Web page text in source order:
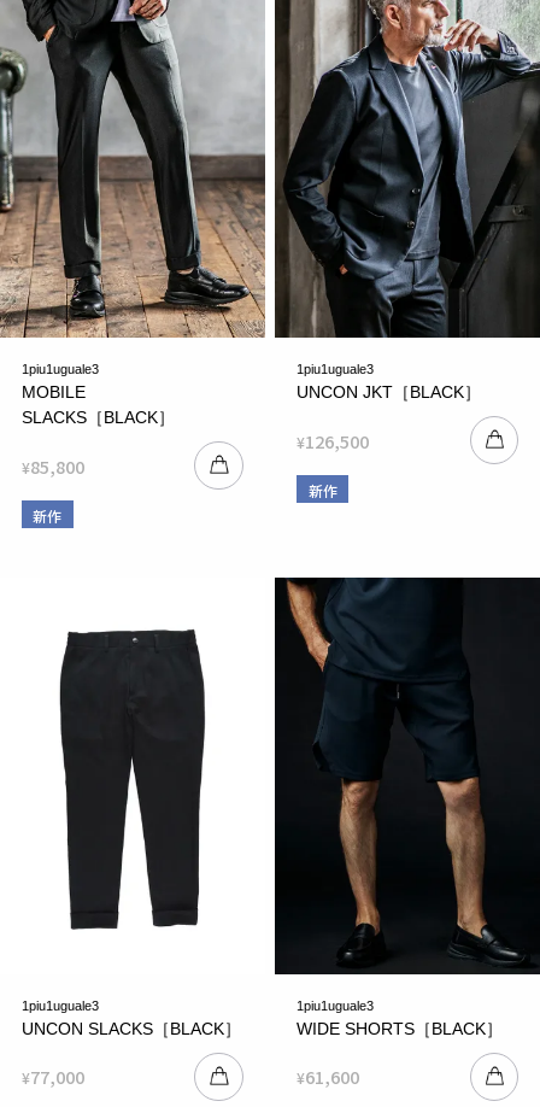
1piu1uguale3
MOBILE
SLACKS［BLACK］
¥85,800
新作
1piu1uguale3
UNCON JKT［BLACK］
¥126,500
新作
1piu1uguale3
UNCON SLACKS［BLACK］
¥77,000
1piu1uguale3
WIDE SHORTS［BLACK］
¥61,600